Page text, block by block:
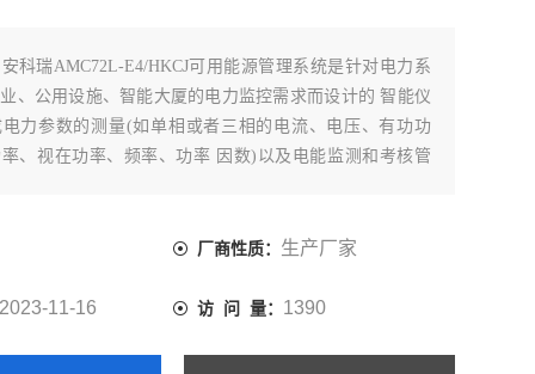
安科瑞AMC72L-E4/HKCJ可用能源管理系统是针对电力系
、公用设施、智能大厦的电力监控需求而设计的 智能仪
力参数的测量(如单相或者三相的电流、电压、有功功
、视在功率、频率、功率 因数)以及电能监测和考核管
厂商性质： 生产厂家
2023-11-16 访 问 量： 1390